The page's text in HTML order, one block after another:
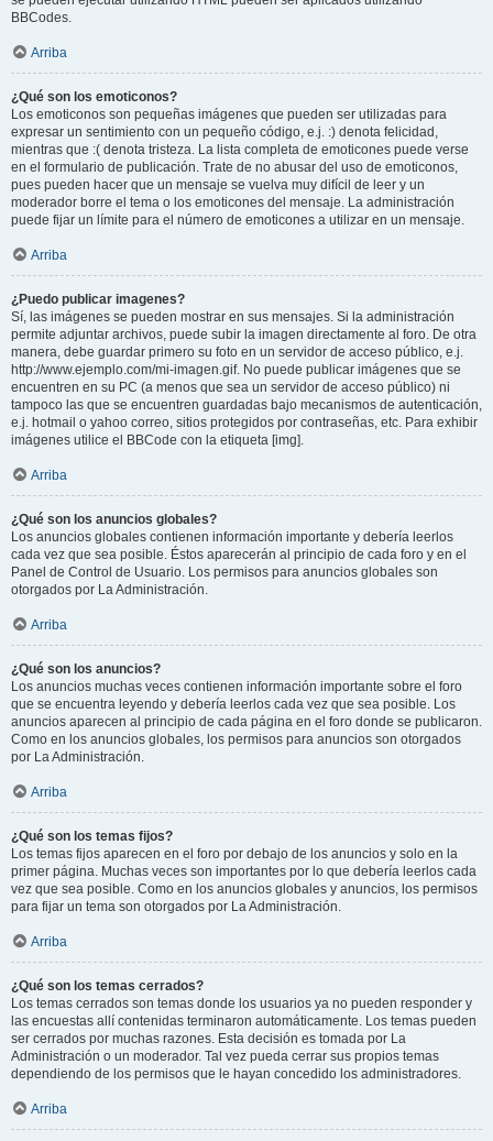
BBCodes.
Arriba
¿Qué son los emoticonos?
Los emoticonos son pequeñas imágenes que pueden ser utilizadas para
expresar un sentimiento con un pequeño código, e.j. :) denota felicidad,
mientras que :( denota tristeza. La lista completa de emoticones puede verse
en el formulario de publicación. Trate de no abusar del uso de emoticonos,
pues pueden hacer que un mensaje se vuelva muy difícil de leer y un
moderador borre el tema o los emoticones del mensaje. La administración
puede fijar un límite para el número de emoticones a utilizar en un mensaje.
Arriba
¿Puedo publicar imagenes?
Sí, las imágenes se pueden mostrar en sus mensajes. Si la administración
permite adjuntar archivos, puede subir la imagen directamente al foro. De otra
manera, debe guardar primero su foto en un servidor de acceso público, e.j.
http://www.ejemplo.com/mi-imagen.gif. No puede publicar imágenes que se
encuentren en su PC (a menos que sea un servidor de acceso público) ni
tampoco las que se encuentren guardadas bajo mecanismos de autenticación,
e.j. hotmail o yahoo correo, sitios protegidos por contraseñas, etc. Para exhibir
imágenes utilice el BBCode con la etiqueta [img].
Arriba
¿Qué son los anuncios globales?
Los anuncios globales contienen información importante y debería leerlos
cada vez que sea posible. Éstos aparecerán al principio de cada foro y en el
Panel de Control de Usuario. Los permisos para anuncios globales son
otorgados por La Administración.
Arriba
¿Qué son los anuncios?
Los anuncios muchas veces contienen información importante sobre el foro
que se encuentra leyendo y debería leerlos cada vez que sea posible. Los
anuncios aparecen al principio de cada página en el foro donde se publicaron.
Como en los anuncios globales, los permisos para anuncios son otorgados
por La Administración.
Arriba
¿Qué son los temas fijos?
Los temas fijos aparecen en el foro por debajo de los anuncios y solo en la
primer página. Muchas veces son importantes por lo que debería leerlos cada
vez que sea posible. Como en los anuncios globales y anuncios, los permisos
para fijar un tema son otorgados por La Administración.
Arriba
¿Qué son los temas cerrados?
Los temas cerrados son temas donde los usuarios ya no pueden responder y
las encuestas allí contenidas terminaron automáticamente. Los temas pueden
ser cerrados por muchas razones. Esta decisión es tomada por La
Administración o un moderador. Tal vez pueda cerrar sus propios temas
dependiendo de los permisos que le hayan concedido los administradores.
Arriba